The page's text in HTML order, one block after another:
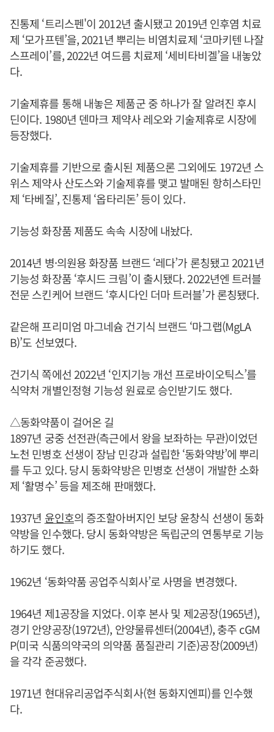
진통제 ‘트리스펜'이 2012년 출시됐고 2019년 인후염 치료
제 ‘모가프텐’을, 2021년 뿌리는 비염치료제 ‘코마키텐 나잘
스프레이’를, 2022년 여드름 치료제 ‘세비타비겔’을 내놓았
다.
기술제휴를 통해 내놓은 제품군 중 하나가 잘 알려진 후시
딘이다. 1980년 덴마크 제약사 레오와 기술제휴로 시장에
등장했다.
기술제휴를 기반으로 출시된 제품으론 그외에도 1972년 스
위스 제약사 산도스와 기술제휴를 맺고 발매된 항히스타민
제 ‘타베질’, 진통제 ‘옵타리돈’ 등이 있다.
기능성 화장품 제품도 속속 시장에 내놨다.
2014년 병·의원용 화장품 브랜드 ‘레다’가 론칭됐고 2021년
기능성 화장품 ‘후시드 크림’이 출시됐다. 2022년엔 트러블
전문 스킨케어 브랜드 ‘후시다인 더마 트러블’가 론칭됐다.
같은해 프리미엄 마그네슘 건기식 브랜드 ‘마그랩(MgLA
B)’도 선보였다.
건기식 쪽에선 2022년 ‘인지기능 개선 프로바이오틱스’를
식약처 개별인정형 기능성 원료로 승인받기도 했다.
△동화약품이 걸어온 길
1897년 궁중 선전관(측근에서 왕을 보좌하는 무관)이었던
노천 민병호 선생이 장남 민강과 설립한 ‘동화약방’에 뿌리
를 두고 있다. 당시 동화약방은 민병호 선생이 개발한 소화
제 ‘활명수’ 등을 제조해 판매했다.
1937년 윤인호의 증조할아버지인 보당 윤창식 선생이 동화
약방을 인수했다. 당시 동화약방은 독립군의 연통부로 기능
하기도 했다.
1962년 ‘동화약품 공업주식회사’로 사명을 변경했다.
1964년 제1공장을 지었다. 이후 본사 및 제2공장(1965년),
경기 안양공장(1972년), 안양물류센터(2004년), 충주 cGM
P(미국 식품의약국의 의약품 품질관리 기준)공장(2009년)
을 각각 준공했다.
1971년 현대유리공업주식회사(현 동화지엔피)를 인수했
다.